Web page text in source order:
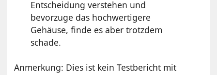
Entscheidung verstehen und
bevorzuge das hochwertigere
Gehäuse, finde es aber trotzdem
schade.
Anmerkung: Dies ist kein Testbericht mit